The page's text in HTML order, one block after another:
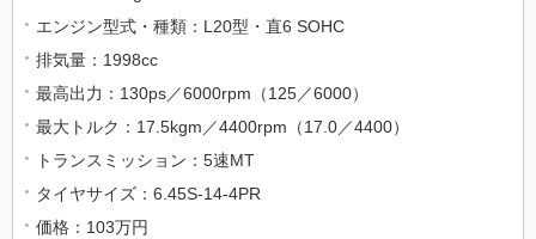
エンジン型式・種類： L20型・直6 SOHC
排気量： 1998cc
最高出力： 130ps／6000rpm （125／6000）
最大トルク： 17.5kgm ／4400rpm （17.0／4400）
トランスミッション： 5速MT
タイヤサイズ： 6.45S-14-4PR
価格： 103万円